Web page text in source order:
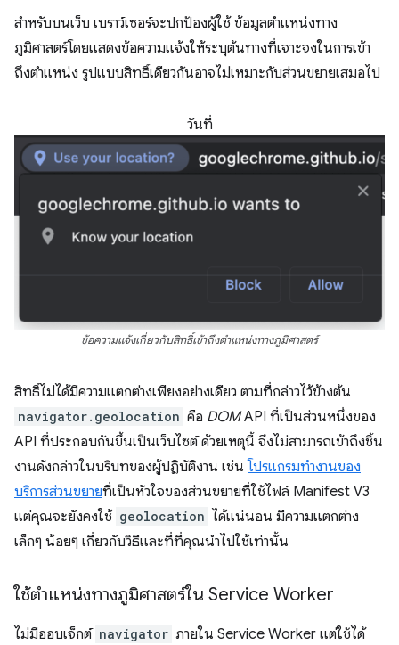
สำหรับบนเว็บ เบราว์เซอร์จะปกป้องผู้ใช้ ข้อมูลตำแหน่งทาง
ภูมิศาสตร์โดยแสดงข้อความแจ้งให้ระบุต้นทางที่เจาะจงในการเข้า
ถึงตำแหน่ง รูปแบบสิทธิ์เดียวกันอาจไม่เหมาะกับส่วนขยายเสมอไป
วันที่
ข้อความแจ้งเกี่ยวกับสิทธิ์เข้าถึงตำแหน่งทางภูมิศาสตร์
สิทธิ์ไม่ได้มีความแตกต่างเพียงอย่างเดียว ตามที่กล่าวไว้ข้างต้น
navigator.geolocation คือ DOMAPI ที่เป็นส่วนหนึ่งของ
API ที่ประกอบกันขึ้นเป็นเว็บไซต์ ด้วยเหตุนี้ จึงไม่สามารถเข้าถึงชิ้น
งานดังกล่าวในบริบทของผู้ปฏิบัติงาน เช่นโปรแกรมทำงานของ
บริการส่วนขยายที่เป็นหัวใจของส่วนขยายที่ใช้ไฟล์ Manifest V3
แต่คุณจะยังคงใช้ geolocation ได้แน่นอน มีความแตกต่าง
เล็กๆ น้อยๆ เกี่ยวกับวิธีและที่ที่คุณนำไปใช้เท่านั้น
ใช้ตำแหน่งทางภูมิศาสตร์ใน Service Worker
ไม่มีออบเจ็กต์ navigator ภายใน Service Worker แต่ใช้ได้